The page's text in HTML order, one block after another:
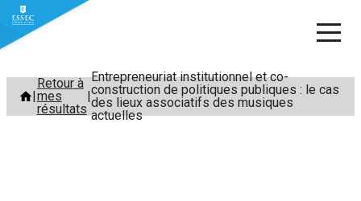
Aller
contenu
Retour à
mes
résultats
Entrepreneuriat institutionnel et co-
construction de politiques publiques : le cas
des lieux associatifs des musiques
actuelles